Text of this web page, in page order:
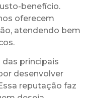
benefício.
oferecem
atendendo bem
principais
desenvolver
reputação faz